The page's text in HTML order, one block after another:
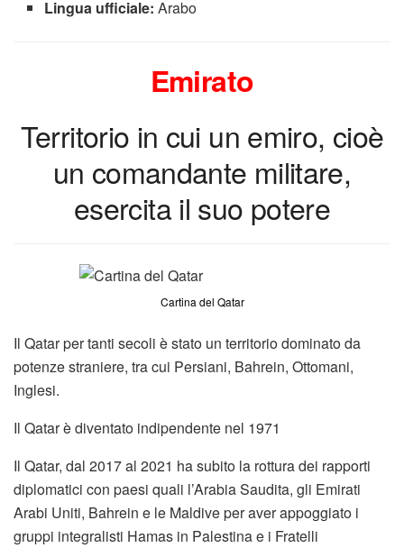
Lingua ufficiale: Arabo
Emirato
Territorio in cui un emiro, cioè
un comandante militare,
esercita il suo potere
Cartina del Qatar
Il Qatar per tanti secoli è stato un territorio dominato da
potenze straniere, tra cui Persiani, Bahrein, Ottomani,
Inglesi.
Il Qatar è diventato indipendente nel 1971
Il Qatar, dal 2017 al 2021 ha subito la rottura dei rapporti
diplomatici con paesi quali l’Arabia Saudita, gli Emirati
Arabi Uniti, Bahrein e le Maldive per aver appoggiato i
gruppi integralisti Hamas in Palestina e i Fratelli